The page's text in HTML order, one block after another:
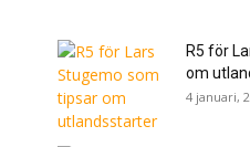
R5 för
om
4 januari,